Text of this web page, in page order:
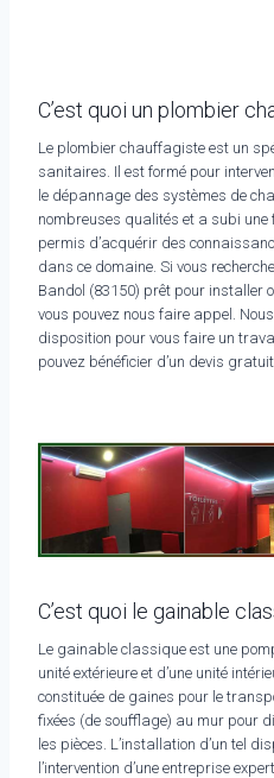
C’est quoi un plombier
Le plombier chauffagiste est un
sanitaires. Il est formé pour
le dépannage des systèmes de
nombreuses qualités et a subi
permis d’acquérir des
dans ce domaine. Si vous
Bandol (83150) prêt pour installer
vous pouvez nous faire appel.
disposition pour vous faire un
pouvez bénéficier d’un devis
C’est quoi le gainable
Le gainable classique est une
unité extérieure et d’une unité
constituée de gaines pour le
fixées (de soufflage) au mur pour
les pièces. L’installation d’un tel
l’intervention d’une entreprise